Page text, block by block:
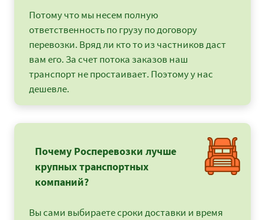
Потому что мы несем полную
ответственность по грузу по договору
перевозки. Вряд ли кто то из частников даст
вам его. За счет потока заказов наш
транспорт не простаивает. Поэтому у нас
дешевле.
Почему Росперевозки лучше
крупных транспортных
компаний?
Вы сами выбираете сроки доставки и время